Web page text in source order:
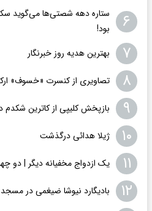
۶
ستاره دهه شصتی‌ها می‌گوید
بود!
۷ بهترین هدیه روز خبرنگار
۸ تصاویری از کنسرت «خسوف»
۹ بازپخش کلیپی از کاترین شکدم
۱۰ ژیلا هدائی درگذشت
۱۱ یک ازدواج مخفیانه دیگر | دو
۱۲ بادیگارد نیوشا ضیغمی در